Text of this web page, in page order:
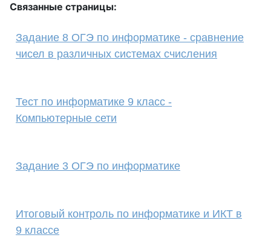
Связанные страницы:
Задание 8 ОГЭ по информатике - сравнение
чисел в различных системах счисления
Тест по информатике 9 класс -
Компьютерные сети
Задание 3 ОГЭ по информатике
Итоговый контроль по информатике и ИКТ в
9 классе